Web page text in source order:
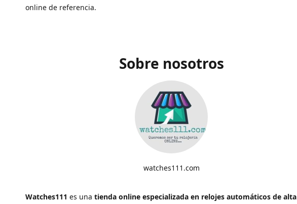
online de referencia.
Sobre nosotros
watches111.com
Watches111 es una tienda online especializada en relojes automáticos de alta